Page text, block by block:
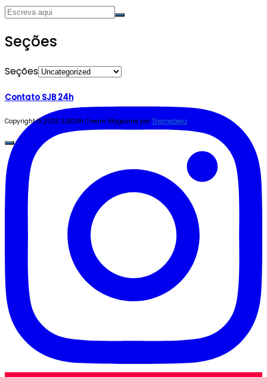
Seções
Seções
Contato SJB 24h
Copyright © 2023 SJB24h Cream Magazine por Themebeez